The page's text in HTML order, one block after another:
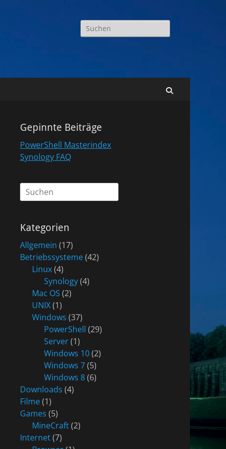
Suchen
nach:
Gepinnte Beiträge
PowerShell Masterindex
Synology FAQ
Suchen
nach:
Kategorien
Allgemein (17)
Betriebssysteme(42)
Linux(4)
Synology(4)
Mac OS (2)
UNIX(1)
Windows (37)
PowerShell (29)
Server(1)
Windows 10(2)
Windows 7(5)
Windows 8(6)
Downloads (4)
Filme(1)
Games (5)
MineCraft(2)
Internet(7)